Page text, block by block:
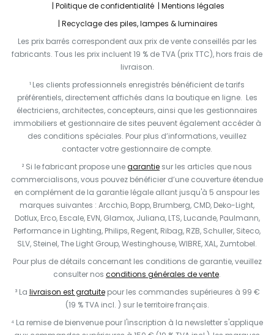
Politique de confidentialité
Mentions légales
Recyclage des piles, lampes & luminaires
Les prix barrés correspondent aux prix de vente conseillés par les
fabricants. Tous les prix incluent 19 % de TVA (prix TTC), hors frais de
livraison.
¹ Les clients professionnels enregistrés bénéficient de tarifs
préférentiels, directement affichés dans la boutique en ligne. Les
électriciens, architectes, concepteurs, ainsi que les gestionnaires
immobiliers et gestionnaire de sites peuvent également accéder à
des conditions spéciales. Pour plus d’informations, veuillez
contacter votre gestionnaire de compte.
² Si le fabricant propose unegarantie sur les articles que nous
commercialisons, vous pouvez bénéficier d’une couverture étendue
en complément de la garantie légale allant jusqu'à 5 anspour les
marques suivantes : Arcchio, Bopp, Brumberg, CMD, Deko-Light,
Dotlux, Erco, Escale, EVN, Glamox, Juliana, LTS, Lucande, Paulmann,
Performance in Lighting, Philips, Regent, Ribag, RZB, Schuller, Siteco,
SLV, Steinel, The Light Group, Westinghouse, WIBRE, XAL, Zumtobel.
Pour plus de détails concernant les conditions de garantie, veuillez
consulter nos conditions générales de vente.
³ La livraison est gratuitepour les commandes supérieures à 99 €
(19 % TVA incl. ) sur le territoire français.
⁴ La remise de bienvenue pour l'inscription à la newsletter s'applique